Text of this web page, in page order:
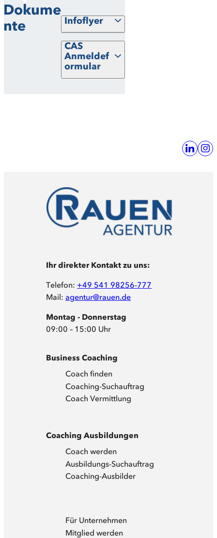
Dokume
nte
Infoflyer
CAS
Anmeldef
ormular
Ihr direkter Kontakt zu uns:
Telefon: +49 541 98256-777
Mail:agentur@rauen.de
Montag - Donnerstag
09:00 – 15:00 Uhr
Business Coaching
Coach finden
Coaching-Suchauftrag
Coach Vermittlung
Coaching Ausbildungen
Coach werden
Ausbildungs-Suchauftrag
Coaching-Ausbilder
Für Unternehmen
Mitglied werden